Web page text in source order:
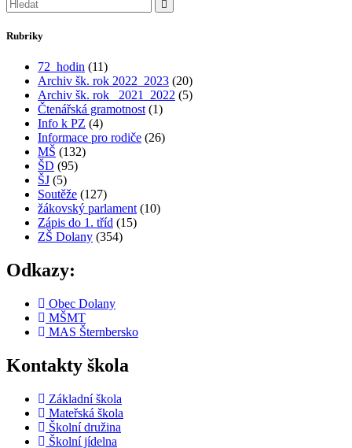
Rubriky
72_hodin (11)
Archiv šk. rok 2022_2023 (20)
Archiv šk. rok_ 2021_2022 (5)
Čtenářská gramotnost (1)
Info k PZ (4)
Informace pro rodiče (26)
MŠ (132)
ŠD (95)
ŠJ (5)
Soutěže (127)
žákovský parlament (10)
Zápis do 1. tříd (15)
ZŠ Dolany (354)
Odkazy:
Obec Dolany
MŠMT
MAS Šternbersko
Kontakty škola
Základní škola
Mateřská škola
Školní družina
Školní jídelna